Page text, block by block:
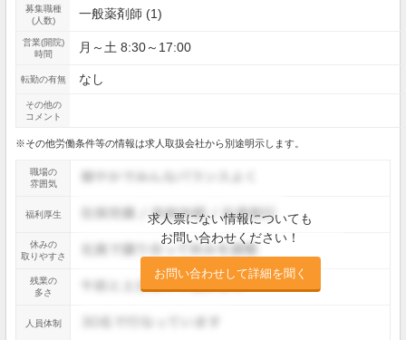
募集職種
(人数)
一般薬剤師 (1)
営業(開院)
時間
月～土 8:30～17:00
転勤の有無 なし
その他の
コメント
※その他労働条件等の情報は求人取扱会社から別途明示します。
職場の
雰囲気
求人票にない情報についても
お問い合わせください！
お問い合わせして詳細を聞く
福利厚生
休みの
取りやすさ
残業の
多さ
人員体制